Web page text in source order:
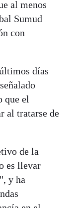
al menos
Sumud
con
días
que el
al tratarse de
de la
es llevar
y ha